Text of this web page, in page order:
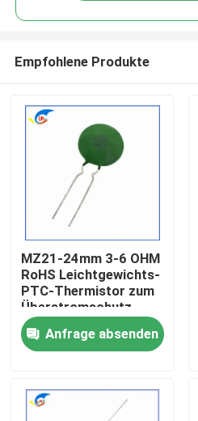
Zu Hause
Produkte
Empfohlene Produkte
MZ21-24mm 3-6 OHM
RoHS Leichtgewichts-
PTC-Thermistor zum
Überstromschutz
Anfrage absenden